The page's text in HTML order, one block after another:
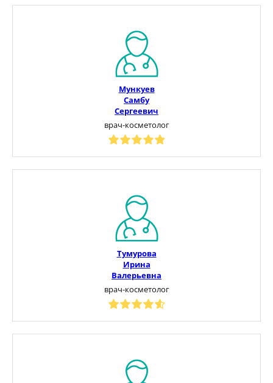
Мункуев
Самбу
Сергеевич
врач-косметолог
Тумурова
Ирина
Валерьевна
врач-косметолог